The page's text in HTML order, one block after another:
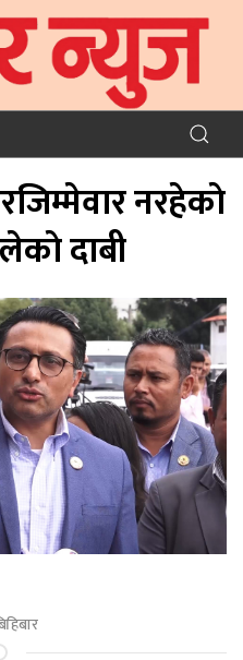
नरहेकाे
दाबी